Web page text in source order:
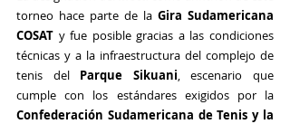
torneo hace parte de la Gira Sudamericana
COSAT y fue posible gracias a las condiciones
técnicas y a la infraestructura del complejo de
tenis del Parque Sikuani, escenario que
Confederación Sudamericana de Tenis y la